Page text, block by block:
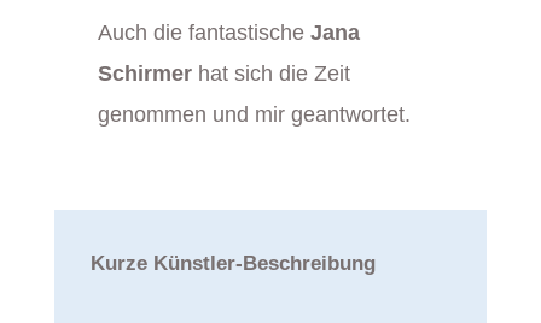
Auch die fantastische Jana
Schirmerhat sich die Zeit
genommen und mir geantwortet.
Kurze Künstler-Beschreibung